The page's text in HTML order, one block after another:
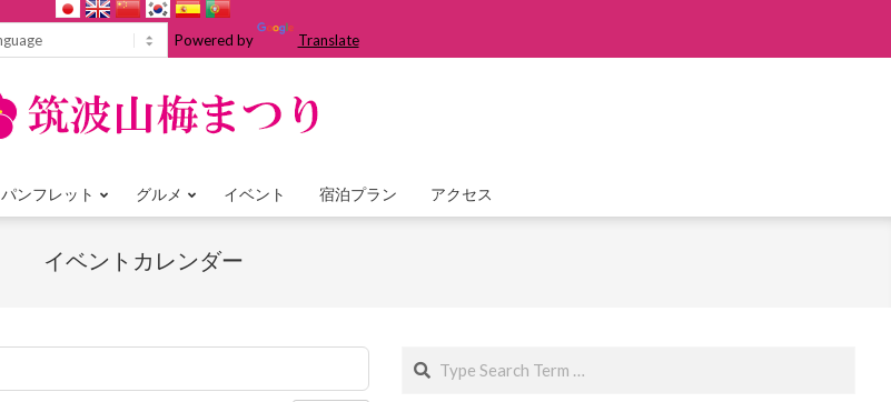
Powered by Translate
Primary
Menu
パンフレット グルメ イベント 宿泊プラン アクセス
イベントカレンダー
Search